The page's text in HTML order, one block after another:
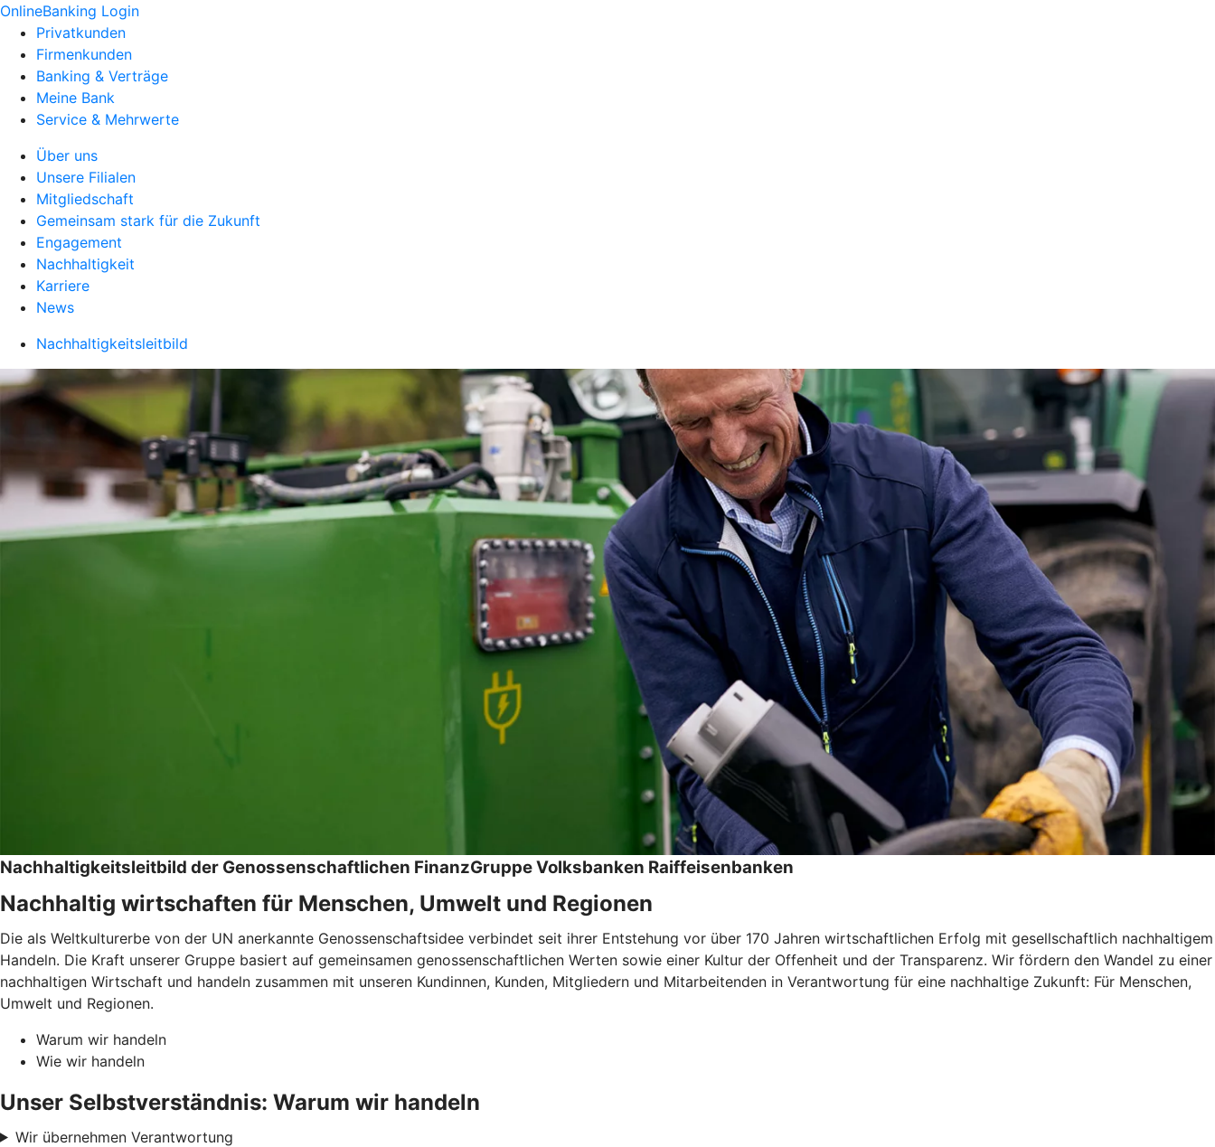
OnlineBanking Login
Privatkunden
Firmenkunden
Banking & Verträge
Meine Bank
Service & Mehrwerte
Über uns
Unsere Filialen
Mitgliedschaft
Gemeinsam stark für die Zukunft
Engagement
Nachhaltigkeit
Karriere
News
Nachhaltigkeitsleitbild
Nachhaltigkeitsleitbild der Genossenschaftlichen FinanzGruppe Volksbanken Raiffeisenbanken
Nachhaltig wirtschaften für Menschen, Umwelt und Regionen
Die als Weltkulturerbe von der UN anerkannte Genossenschaftsidee verbindet seit ihrer Entstehung vor über 170 Jahren wirtschaftlichen Erfolg mit gesellschaftlich nachhaltigem
Handeln. Die Kraft unserer Gruppe basiert auf gemeinsamen genossenschaftlichen Werten sowie einer Kultur der Offenheit und der Transparenz. Wir fördern den Wandel zu einer
nachhaltigen Wirtschaft und handeln zusammen mit unseren Kundinnen, Kunden, Mitgliedern und Mitarbeitenden in Verantwortung für eine nachhaltige Zukunft: Für Menschen,
Umwelt und Regionen.
Warum wir handeln
Wie wir handeln
Unser Selbstverständnis: Warum wir handeln
Wir übernehmen Verantwortung